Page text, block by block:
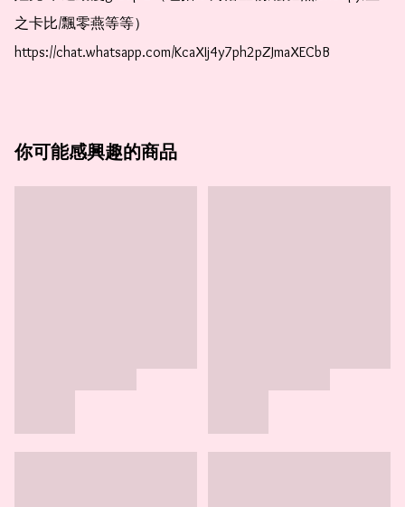
之卡比/飄零燕等等）
https://chat.whatsapp.com/KcaXIj4y7ph2pZJmaXECbB
你可能感興趣的商品